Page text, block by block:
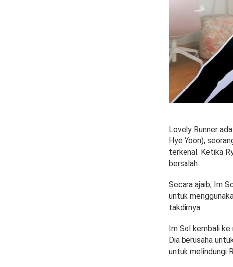
Lovely Runner
Hye Yoon),
terkenal. Ketika
bersalah.
Secara ajaib, Im
untuk
takdirnya.
Im Sol kembali ke
Dia berusaha
untuk melindungi